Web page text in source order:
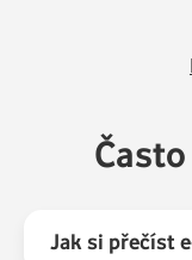
Jak si přečíst